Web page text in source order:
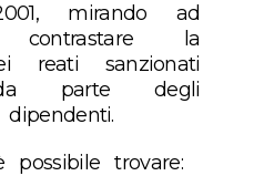
mirando ad
la
reati sanzionati
parte degli
trovare: